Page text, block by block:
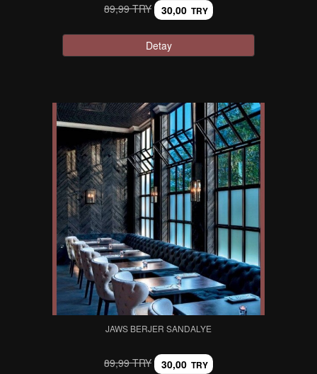
89,99 TRY 30,00 TRY
Detay
JAWS BERJER SANDALYE
89,99 TRY 30,00 TRY